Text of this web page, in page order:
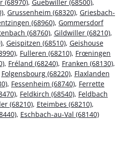
(68970), Guebwiller (68500),
, Grussenheim (68320), Griesbach-
(68960), Gommersdorf
(68760), Gildwiller (68210),
, Geispitzen (68510), Geishouse
, Fulleren (68210), Frœningen
, Fréland (68240), Franken (68130),
Folgensbourg (68220), Flaxlanden
, Fessenheim (68740), Ferrette
, Feldkirch (68540), Feldbach
(68210), Eteimbes (68210),
, Eschbach-au-Val (68140)